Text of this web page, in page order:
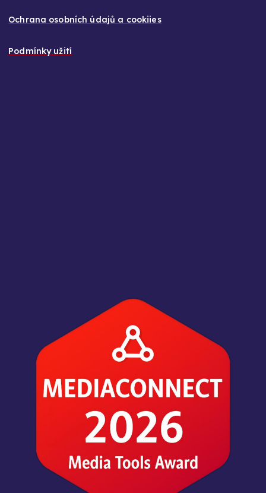
Ochrana osobních údajů a cookiies
Podmínky užití